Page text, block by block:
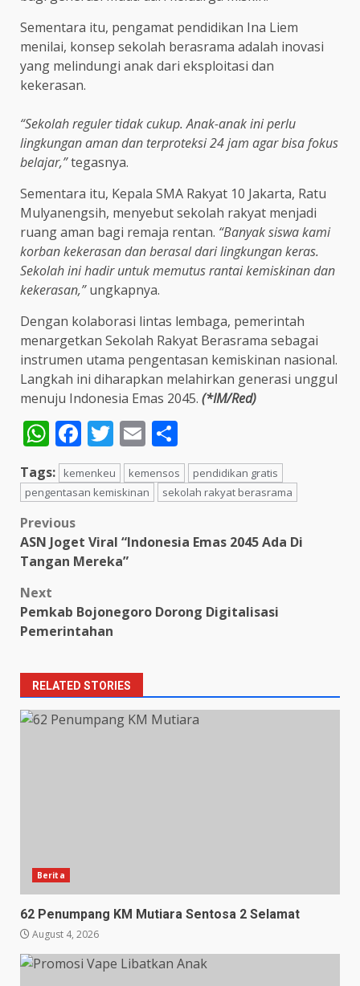
Sementara itu, pengamat pendidikan Ina Liem
menilai, konsep sekolah berasrama adalah inovasi
yang melindungi anak dari eksploitasi dan
kekerasan.
“Sekolah reguler tidak cukup. Anak-anak ini perlu
lingkungan aman dan terproteksi 24 jam agar bisa fokus
belajar,”tegasnya.
Sementara itu, Kepala SMA Rakyat 10 Jakarta, Ratu
Mulyanengsih, menyebut sekolah rakyat menjadi
ruang aman bagi remaja rentan. “Banyak siswa kami
korban kekerasan dan berasal dari lingkungan keras.
Sekolah ini hadir untuk memutus rantai kemiskinan dan
kekerasan,”ungkapnya.
Dengan kolaborasi lintas lembaga, pemerintah
menargetkan Sekolah Rakyat Berasrama sebagai
instrumen utama pengentasan kemiskinan nasional.
Langkah ini diharapkan melahirkan generasi unggul
menuju Indonesia Emas 2045. (*IM/Red)
WhatsApp
Facebook
Twitter
Email
Tags: kemenkeu kemensos
pendidikan gratis
pengentasan kemiskinan
sekolah rakyat berasrama
Post
navigation
Previous
ASN Joget Viral “Indonesia Emas 2045 Ada Di
Tangan Mereka”
Next
Pemkab Bojonegoro Dorong Digitalisasi
Pemerintahan
RELATED STORIES
Berita
62 Penumpang KM Mutiara Sentosa 2 Selamat
August 4, 2026